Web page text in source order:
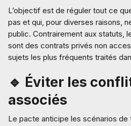
L’objectif est de réguler tout ce
pas et qui, pour diverses raisons,
public. Contrairement aux statuts,
sont des contrats privés non
sujets les plus fréquents traités
🔹 Éviter les
associés
Le pacte anticipe les scénarios de